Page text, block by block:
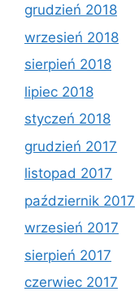
grudzień 2018
wrzesień 2018
sierpień 2018
lipiec 2018
styczeń 2018
grudzień 2017
listopad 2017
październik 2017
wrzesień 2017
sierpień 2017
czerwiec 2017